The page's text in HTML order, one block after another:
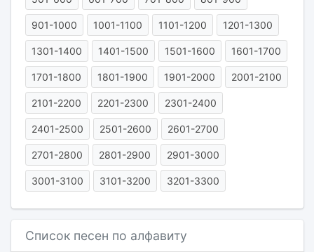
901-1000 1001-1100 1101-1200 1201-1300
1301-1400 1401-1500 1501-1600 1601-1700
1701-1800 1801-1900 1901-2000 2001-2100
2101-2200 2201-2300 2301-2400
2401-2500 2501-2600 2601-2700
2701-2800 2801-2900 2901-3000
3001-3100 3101-3200 3201-3300
Список песен по алфавиту